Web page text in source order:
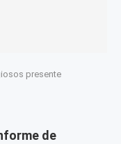
presente
de